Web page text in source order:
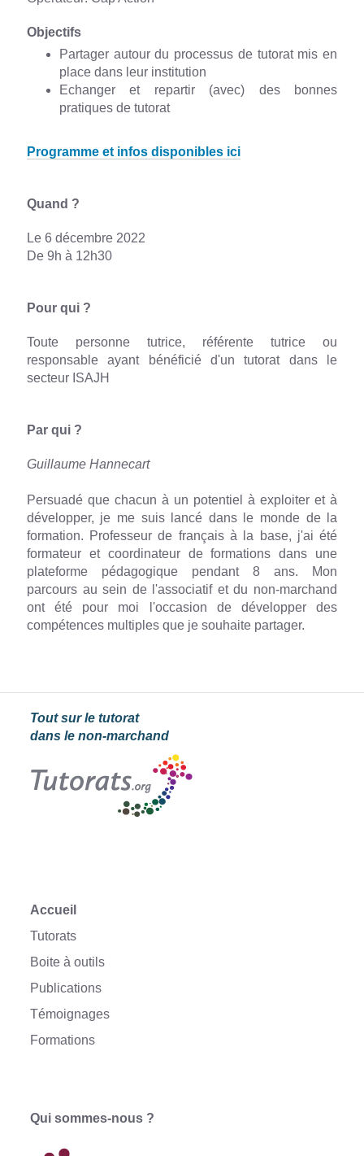
Objectifs
Partager autour du processus de tutorat mis en
place dans leur institution
Echanger et repartir (avec) des bonnes
pratiques de tutorat
Programme et infos disponibles ici
Quand ?
Le 6 décembre 2022
De 9h à 12h30
Pour qui ?
Toute personne tutrice, référente tutrice ou
responsable ayant bénéficié d'un tutorat dans le
secteur ISAJH
Par qui ?
Guillaume Hannecart
Persuadé que chacun à un potentiel à exploiter et à
développer, je me suis lancé dans le monde de la
formation. Professeur de français à la base, j'ai été
formateur et coordinateur de formations dans une
plateforme pédagogique pendant 8 ans. Mon
parcours au sein de l'associatif et du non-marchand
ont été pour moi l'occasion de développer des
compétences multiples que je souhaite partager.
Tout sur le tutorat
dans le non-marchand
Accueil
Tutorats
Boite à outils
Publications
Témoignages
Formations
Qui sommes-nous ?